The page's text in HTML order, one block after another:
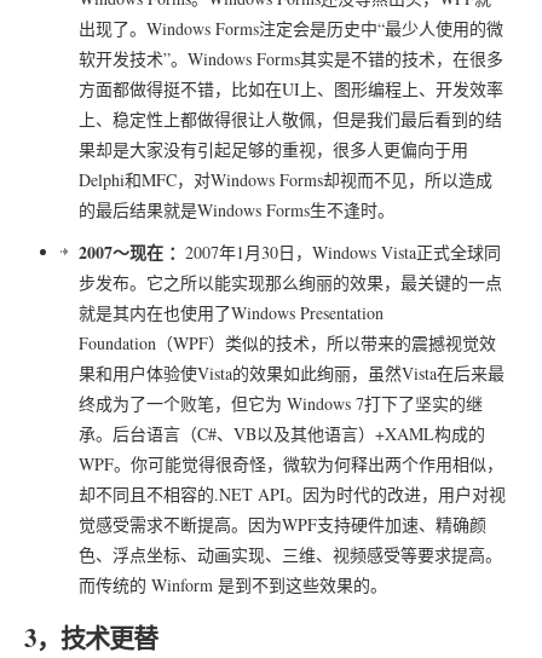
出现了。Windows Forms注定会是历史中“最少人使用的微
软开发技术”。Windows Forms其实是不错的技术，在很多
方面都做得挺不错，比如在UI上、图形编程上、开发效率
上、稳定性上都做得很让人敬佩，但是我们最后看到的结
果却是大家没有引起足够的重视，很多人更偏向于用
Delphi和MFC，对Windows Forms却视而不见，所以造成
的最后结果就是Windows Forms生不逢时。
2007～现在 ： 2007年1月30日，Windows Vista正式全球同
步发布。它之所以能实现那么绚丽的效果，最关键的一点
就是其内在也使用了Windows Presentation
Foundation（WPF）类似的技术，所以带来的震撼视觉效
果和用户体验使Vista的效果如此绚丽，虽然Vista在后来最
终成为了一个败笔，但它为 Windows 7打下了坚实的继
承。后台语言（C#、VB以及其他语言）+XAML构成的
WPF。你可能觉得很奇怪，微软为何释出两个作用相似，
却不同且不相容的.NET API。因为时代的改进，用户对视
觉感受需求不断提高。因为WPF支持硬件加速、精确颜
色、浮点坐标、动画实现、三维、视频感受等要求提高。
而传统的 Winform 是到不到这些效果的。
3，技术更替